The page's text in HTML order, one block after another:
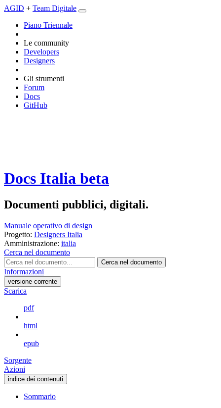
AGID + Team Digitale
Piano Triennale
Le community
Developers
Designers
Gli strumenti
Forum
Docs
GitHub
Docs Italia beta
Documenti pubblici, digitali.
Manuale operativo di design
Progetto: Designers Italia
Amministrazione: italia
Cerca nel documento
Cerca nel documento
Informazioni
versione-corrente
Scarica
pdf
html
epub
Sorgente
Azioni
indice dei contenuti
Sommario